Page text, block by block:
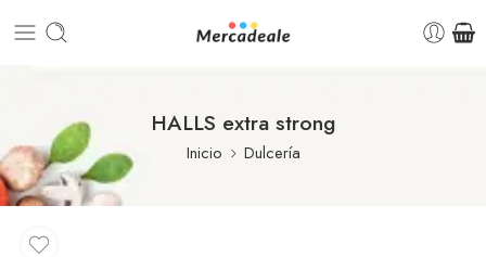
HALLS extra strong
Inicio Dulcería